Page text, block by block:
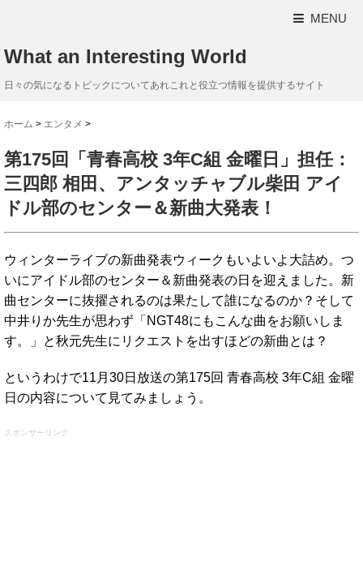
MENU
What an Interesting World
日々の気になるトピックについてあれこれと役立つ情報を提供するサイト
ホーム > エンタメ >
第175回「青春高校 3年C組 金曜日」担任：
三四郎 相田、アンタッチャブル柴田 アイ
ドル部のセンター＆新曲大発表！
ウィンターライブの新曲発表ウィークもいよいよ大詰め。つ
いにアイドル部のセンター＆新曲発表の日を迎えました。新
曲センターに抜擢されるのは果たして誰になるのか？そして
中井りか先生が思わず「NGT48にもこんな曲をお願いしま
す。」と秋元先生にリクエストを出すほどの新曲とは？
というわけで11月30日放送の第175回 青春高校 3年C組 金曜
日の内容について見てみましょう。
スポンサーリンク